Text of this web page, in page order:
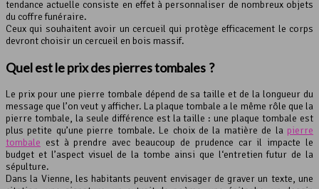
tendance actuelle consiste en effet à personnaliser de nombreux objets
du coffre funéraire.
Ceux qui souhaitent avoir un cercueil qui protège efficacement le corps
devront choisir un cercueil en bois massif.
Quel est le prix des pierres tombales ?
Le prix pour une pierre tombale dépend de sa taille et de la longueur du
message que l’on veut y afficher. La plaque tombale a le même rôle que la
pierre tombale, la seule différence est la taille : une plaque tombale est
plus petite qu’une pierre tombale. Le choix de la matière de la pierre
tombale est à prendre avec beaucoup de prudence car il impacte le
budget et l’aspect visuel de la tombe ainsi que l‘entretien futur de la
sépulture.
Dans la Vienne, les habitants peuvent envisager de graver un texte, une